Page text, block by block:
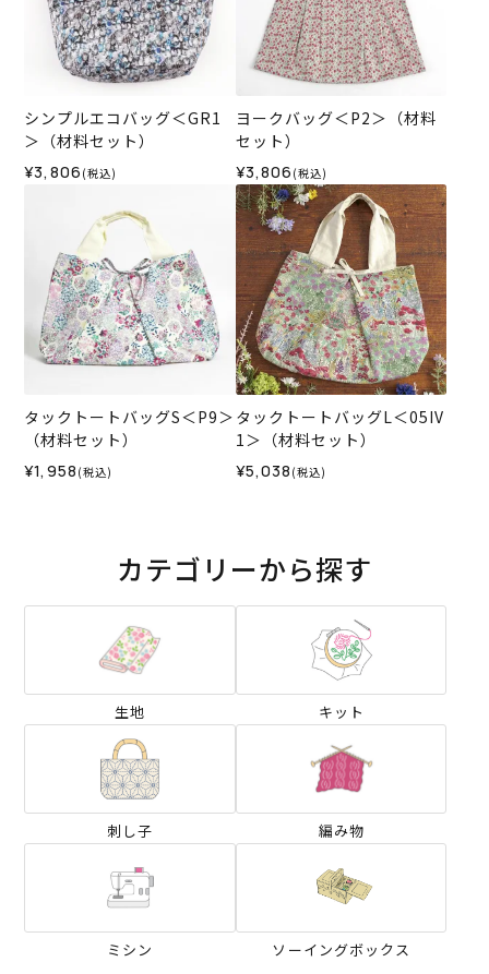
シンプルエコバッグ＜GR1
＞（材料セット）
¥3,806 (税込)
ヨークバッグ＜P2＞（材料
セット）
¥3,806 (税込)
タックトートバッグS＜P9＞
（材料セット）
¥1,958 (税込)
タックトートバッグL＜05IV
1＞（材料セット）
¥5,038 (税込)
カテゴリーから探す
生地 キット
刺し子 編み物
ミシン ソーイングボックス